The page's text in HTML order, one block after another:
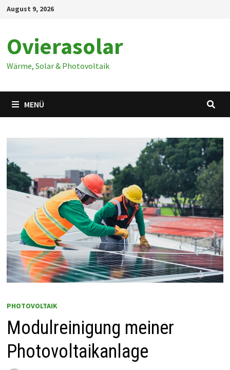
Zum
August 9, 2026
Ovierasolar
Wärme, Solar & Photovoltaik
MENÜ
PHOTOVOLTAIK
Modulreinigung meiner
Photovoltaikanlage